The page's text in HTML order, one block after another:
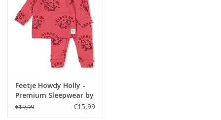
Feetje Howdy Holly -
Premium Sleepwear by
Feetje Berry
€19,99 €15,99